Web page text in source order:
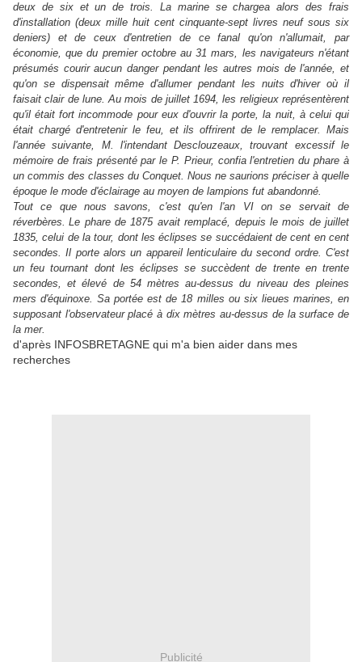
deux de six et un de trois. La marine se chargea alors des frais
d'installation (deux mille huit cent cinquante-sept livres neuf sous six
deniers) et de ceux d'entretien de ce fanal qu'on n'allumait, par
économie, que du premier octobre au 31 mars, les navigateurs n'étant
présumés courir aucun danger pendant les autres mois de l'année, et
qu'on se dispensait même d'allumer pendant les nuits d'hiver où il
faisait clair de lune. Au mois de juillet 1694, les religieux représentèrent
qu'il était fort incommode pour eux d'ouvrir la porte, la nuit, à celui qui
était chargé d'entretenir le feu, et ils offrirent de le remplacer. Mais
l'année suivante, M. l'intendant Desclouzeaux, trouvant excessif le
mémoire de frais présenté par le P. Prieur, confia l'entretien du phare à
un commis des classes du Conquet. Nous ne saurions préciser à quelle
époque le mode d'éclairage au moyen de lampions fut abandonné.
Tout ce que nous savons, c'est qu'en l'an VI on se servait de
réverbères. Le phare de 1875 avait remplacé, depuis le mois de juillet
1835, celui de la tour, dont les éclipses se succédaient de cent en cent
secondes. Il porte alors un appareil lenticulaire du second ordre. C'est
un feu tournant dont les éclipses se succèdent de trente en trente
secondes, et élevé de 54 mètres au-dessus du niveau des pleines
mers d'équinoxe. Sa portée est de 18 milles ou six lieues marines, en
supposant l'observateur placé à dix mètres au-dessus de la surface de
la mer.
d'après INFOSBRETAGNE qui m'a bien aider dans mes
recherches
Publicité